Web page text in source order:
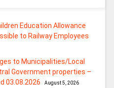
Education Allowance
to Railway Employees
to Municipalities/Local
Government properties –
03.08.2026
August 5, 2026